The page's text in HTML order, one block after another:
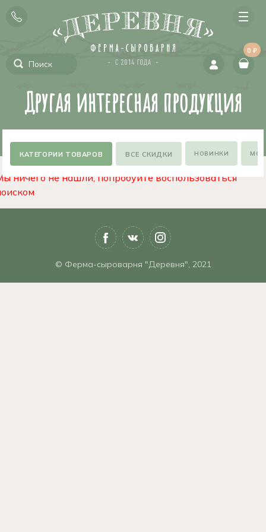
0 ₽
Другая интересная продукция
ВСЕ СКИДКИ НОВИНКИ
ничего не нашли, попробуйте воспользоваться
© Ферма-сыроварня "Деревня", 2021